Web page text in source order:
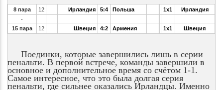
8 пара 12 Ирландия 5:4 Польша 1x1
Ирландия
-
15 пара
12 Швеция 4:2 Армения 1x1 Швеция
Поединки, которые завершились лишь в серии
пенальти. В первой встрече, команды завершили в
основное и дополнительное время со счётом 1-1.
Самое интересное, что это была долгая серия
пенальти, где сильнее оказались Ирландцы. Именно